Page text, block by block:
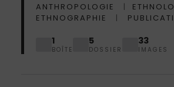
ANTHROPOLOGIE
ETHNOGRAPHIE
1
BOÎTE
5
DOSSIER
33
IMAGES